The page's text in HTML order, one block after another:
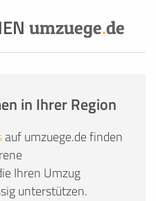
umzuege.de
in Ihrer Region
auf umzuege.de finden
Ihren Umzug
unterstützen.